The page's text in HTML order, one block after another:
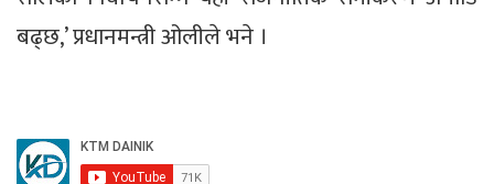
बढ्छ,’ प्रधानमन्त्री ओलीले भने ।